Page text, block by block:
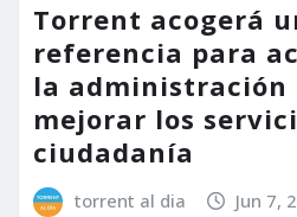
Torrent acogerá
referencia para
la administración
mejorar los
ciudadanía
torrent al dia Jun 7,